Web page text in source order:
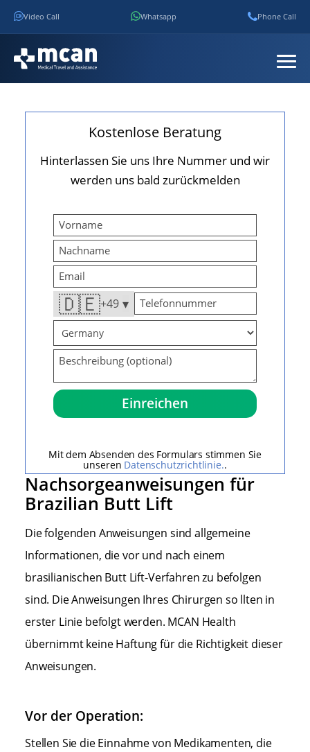
Video Call Whatsapp Phone Call
Kostenlose Beratung
Hinterlassen Sie uns Ihre Nummer und wir
werden uns bald zurückmelden
🇩🇪+49
Mit dem Absenden des Formulars stimmen Sie
unseren Datenschutzrichtlinie..
Nachsorgeanweisungen für
Brazilian Butt Lift
Die folgenden Anweisungen sind allgemeine
Informationen, die vor und nach einem
brasilianischen Butt Lift-Verfahren zu befolgen
sind. Die Anweisungen Ihres Chirurgen so llten in
erster Linie befolgt werden. MCAN Health
übernimmt keine Haftung für die Richtigkeit dieser
Anweisungen.
Vor der Operation:
Stellen Sie die Einnahme von Medikamenten, die